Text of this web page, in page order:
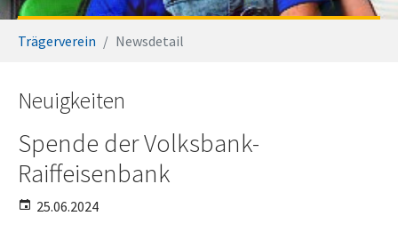
Trägerverein Newsdetail
Neuigkeiten
Spende der Volksbank-
Raiffeisenbank
25.06.2024